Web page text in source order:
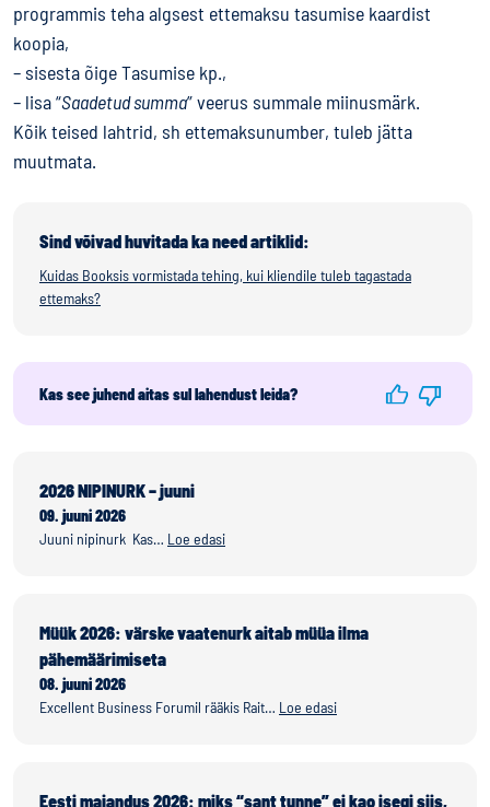
programmis teha algsest ettemaksu tasumise kaardist
koopia,
– sisesta õige Tasumise kp.,
– lisa “Saadetud summa” veerus summale miinusmärk.
Kõik teised lahtrid, sh ettemaksunumber, tuleb jätta
muutmata.
Sind võivad huvitada ka need artiklid:
Kuidas Booksis vormistada tehing, kui kliendile tuleb tagastada
ettemaks?
Kas see juhend aitas sul lahendust leida?
2026 NIPINURK – juuni
09. juuni 2026
Juuni nipinurk Kas… Loe edasi
Müük 2026: värske vaatenurk aitab müüa ilma
pähemäärimiseta
08. juuni 2026
Excellent Business Forumil rääkis Rait… Loe edasi
Eesti majandus 2026: miks “sant tunne” ei kao isegi siis,